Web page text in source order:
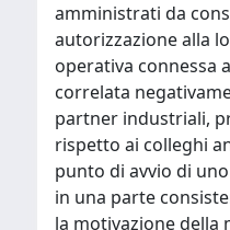
amministrati da
autorizzazione alla
operativa connessa
correlata
partner industriali,
rispetto ai colleghi
punto di avvio di
in una parte
la motivazione